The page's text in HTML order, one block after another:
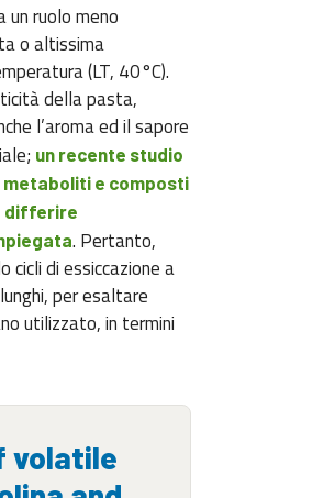
ruolo meno
o altissima
(LT, 40°C).
della pasta,
l’aroma ed il sapore
un recente studio
metaboliti e composti
differire
. Pertanto,
cicli di essiccazione a
per esaltare
utilizzato, in termini
volatile